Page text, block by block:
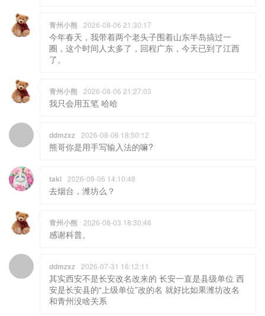
青州小熊 2026-08-06 21:30:17
今年春天，我带着两个老头子围着山东半岛搞过一
圈，这个时间人太多了，回程广东，今天已到了江西
了。
青州小熊 2026-08-06 21:27:03
我只会用五笔 哈哈
ddmzxz 2026-08-06 18:50:12
熊哥你是用手写输入法的嘛?
taki 2026-08-06 14:10:48
去烟台，潍坊么？
青州小熊 2026-08-03 18:30:46
感谢科普。
ddmzxz 2026-07-31 16:12:11
其实西安不是长安改名改来的 长安一直是县级单位 西
安是长安县的“上级单位”改的名 就好比如果潍坊改名
和青州没啥关系